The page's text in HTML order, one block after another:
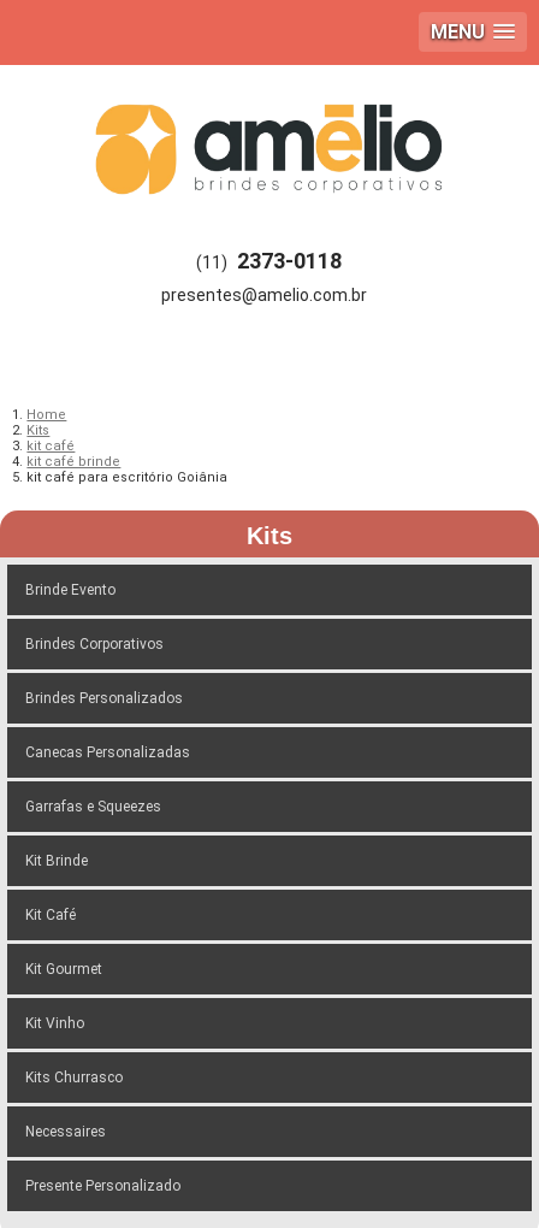
MENU
(11) 2373-0118
Home
Kits
kit café
kit café brinde
kit café para escritório Goiânia
Kits
Brinde Evento
Brindes Corporativos
Brindes Personalizados
Canecas Personalizadas
Garrafas e Squeezes
Kit Brinde
Kit Café
Kit Gourmet
Kit Vinho
Kits Churrasco
Necessaires
Presente Personalizado